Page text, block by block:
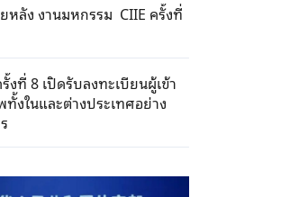
หลัง งานมหกรรม CIIE ครั้งที่
งที่ 8 เปิดรับลงทะเบียนผู้เข้า
งในและต่างประเทศอย่าง